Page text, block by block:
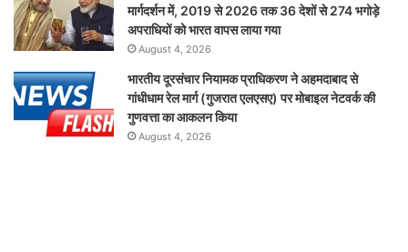
मार्गदर्शन में, 2019 से 2026 तक 36 देशों से 274 भगोड़े
अपराधियों को भारत वापस लाया गया
August 4, 2026
भारतीय दूरसंचार नियामक प्राधिकरण ने अहमदाबाद से
गांधीधाम रेल मार्ग (गुजरात एलएसए) पर मोबाइल नेटवर्क की
गुणवत्ता का आकलन किया
August 4, 2026